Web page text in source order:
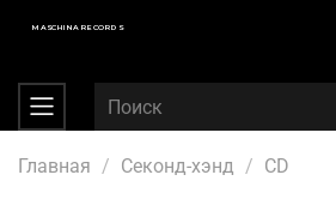
MASCHINA RECORDS
Главная Секонд-хэнд CD